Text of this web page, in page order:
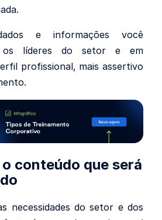
e informações você
os líderes do setor e em
profissional, mais assertivo
conteúdo que será
necessidades do setor e dos